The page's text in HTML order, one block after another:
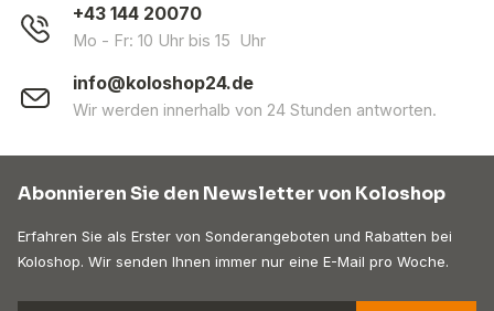
+43 144 20070
Mo - Fr: 10 Uhr bis 15 Uhr
info@koloshop24.de
Wir werden innerhalb von 24 Stunden antworten.
Abonnieren Sie den Newsletter von Koloshop
Erfahren Sie als Erster von Sonderangeboten und Rabatten bei
Koloshop. Wir senden Ihnen immer nur eine E-Mail pro Woche.